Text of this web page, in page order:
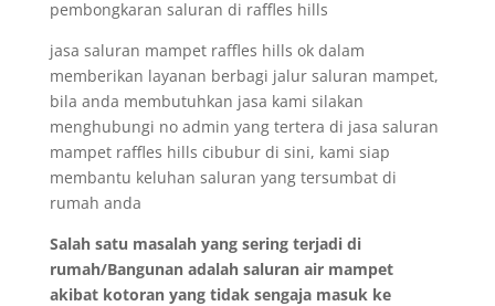
pembongkaran saluran di raffles hills
jasa saluran mampet raffles hills ok dalam
memberikan layanan berbagi jalur saluran mampet,
bila anda membutuhkan jasa kami silakan
menghubungi no admin yang tertera di jasa saluran
mampet raffles hills cibubur di sini, kami siap
membantu keluhan saluran yang tersumbat di
rumah anda
Salah satu masalah yang sering terjadi di
rumah/Bangunan adalah saluran air mampet
akibat kotoran yang tidak sengaja masuk ke